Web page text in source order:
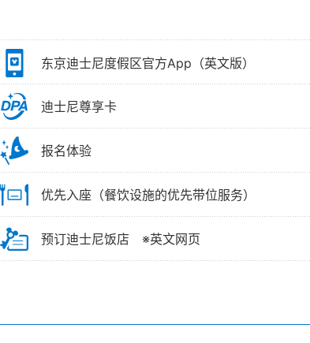
东京迪士尼度假区官方App（英文版）
迪士尼尊享卡
报名体验
优先入座（餐饮设施的优先带位服务）
预订迪士尼饭店 ※英文网页